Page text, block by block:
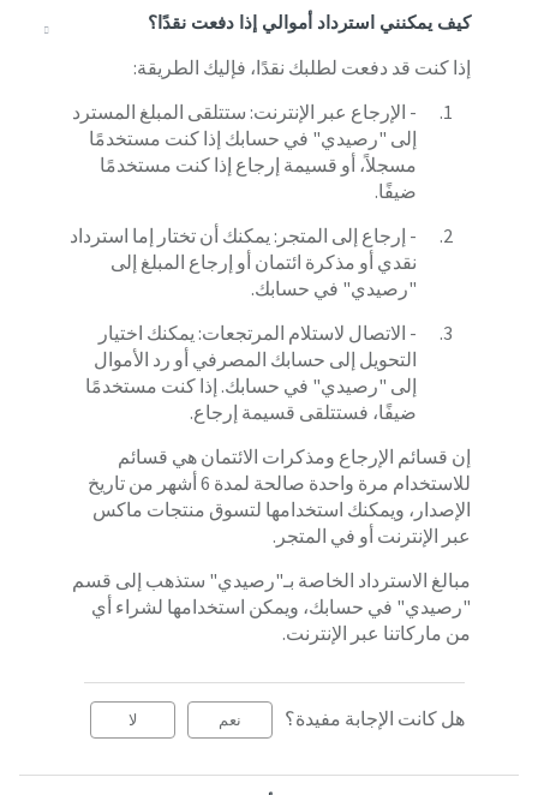
كيف يمكنني استرداد أموالي إذا دفعت نقدًا؟
إذا كنت قد دفعت لطلبك نقدًا، فإليك الطريقة:
- الإرجاع عبر الإنترنت: ستتلقى المبلغ المسترد
إلى "رصيدي" في حسابك إذا كنت مستخدمًا
مسجلاً، أو قسيمة إرجاع إذا كنت مستخدمًا
ضيفًا.
- إرجاع إلى المتجر: يمكنك أن تختار إما استرداد
نقدي أو مذكرة ائتمان أو إرجاع المبلغ إلى
"رصيدي" في حسابك.
- الاتصال لاستلام المرتجعات: يمكنك اختيار
التحويل إلى حسابك المصرفي أو رد الأموال
إلى "رصيدي" في حسابك. إذا كنت مستخدمًا
ضيفًا، فستتلقى قسيمة إرجاع.
إن قسائم الإرجاع ومذكرات الائتمان هي قسائم
للاستخدام مرة واحدة صالحة لمدة 6 أشهر من تاريخ
الإصدار، ويمكنك استخدامها لتسوق منتجات ماكس
عبر الإنترنت أو في المتجر.
مبالغ الاسترداد الخاصة بـ"رصيدي" ستذهب إلى قسم
"رصيدي" في حسابك، ويمكن استخدامها لشراء أي
من ماركاتنا عبر الإنترنت.
هل كانت الإجابة مفيدة؟ نعم لا